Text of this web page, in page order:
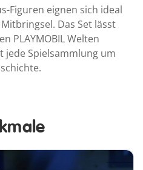
Figuren eignen sich ideal
Das Set lässt
PLAYMOBIL Welten
Spielsammlung um